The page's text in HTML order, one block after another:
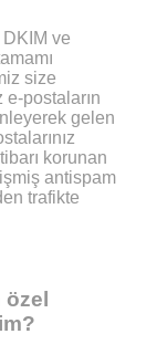
DKIM ve
size
e-postaların
gelen
korunan
antispam
trafikte